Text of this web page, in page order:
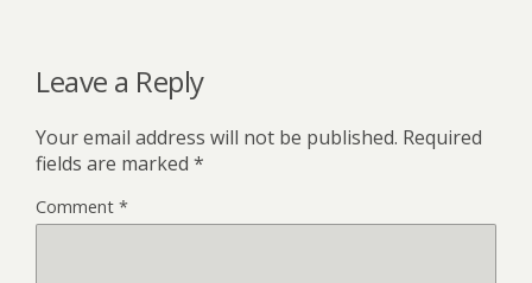
Leave a Reply
Your email address will not be published. Required
fields are marked *
Comment *